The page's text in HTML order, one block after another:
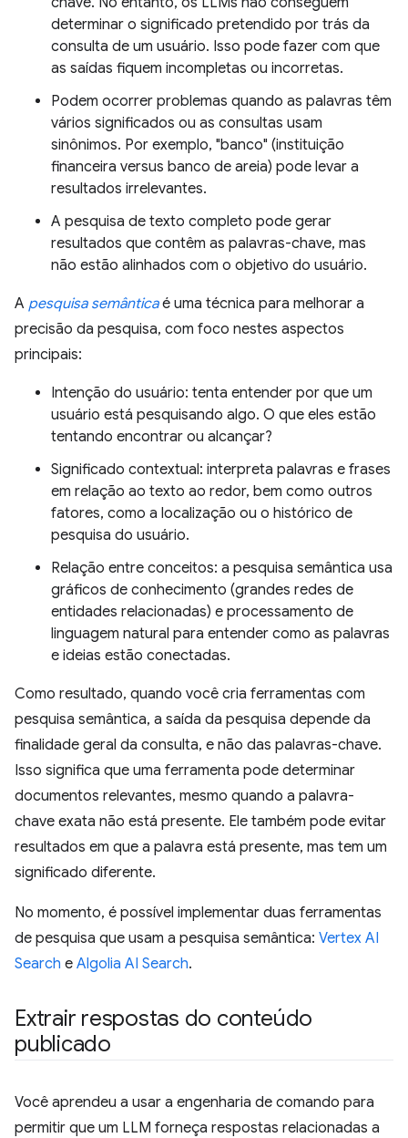
determinar o significado pretendido por trás da
consulta de um usuário. Isso pode fazer com que
as saídas fiquem incompletas ou incorretas.
Podem ocorrer problemas quando as palavras têm
vários significados ou as consultas usam
sinônimos. Por exemplo, "banco" (instituição
financeira versus banco de areia) pode levar a
resultados irrelevantes.
A pesquisa de texto completo pode gerar
resultados que contêm as palavras-chave, mas
não estão alinhados com o objetivo do usuário.
A pesquisa semânticaé uma técnica para melhorar a
precisão da pesquisa, com foco nestes aspectos
principais:
Intenção do usuário: tenta entender por que um
usuário está pesquisando algo. O que eles estão
tentando encontrar ou alcançar?
Significado contextual: interpreta palavras e frases
em relação ao texto ao redor, bem como outros
fatores, como a localização ou o histórico de
pesquisa do usuário.
Relação entre conceitos: a pesquisa semântica usa
gráficos de conhecimento (grandes redes de
entidades relacionadas) e processamento de
linguagem natural para entender como as palavras
e ideias estão conectadas.
Como resultado, quando você cria ferramentas com
pesquisa semântica, a saída da pesquisa depende da
finalidade geral da consulta, e não das palavras-chave.
Isso significa que uma ferramenta pode determinar
documentos relevantes, mesmo quando a palavra-
chave exata não está presente. Ele também pode evitar
resultados em que a palavra está presente, mas tem um
significado diferente.
No momento, é possível implementar duas ferramentas
de pesquisa que usam a pesquisa semântica: Vertex AI
Search e Algolia AI Search.
Extrair respostas do conteúdo
publicado
Você aprendeu a usar a engenharia de comando para
permitir que um LLM forneça respostas relacionadas a